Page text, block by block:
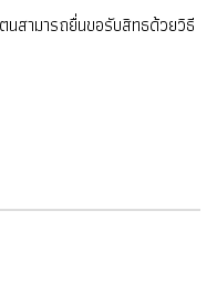
นสามารถยื่นขอรับสิทธด้วยวิธี